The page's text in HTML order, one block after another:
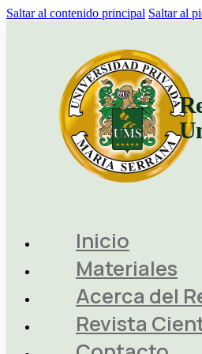
Saltar al contenido principal Saltar al
Inicio
Materiales
Acerca del
Revista